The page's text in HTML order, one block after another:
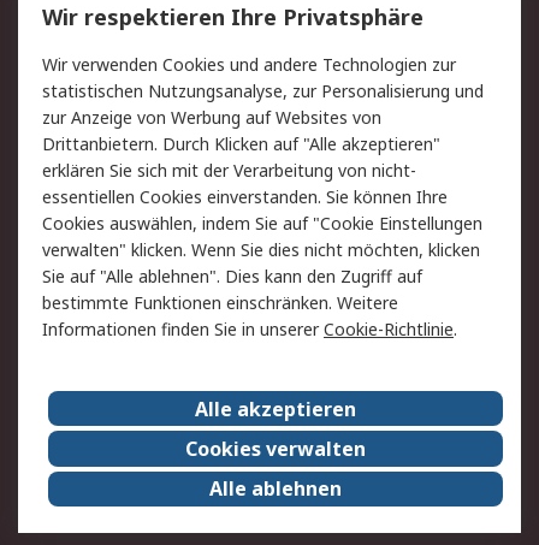
Value Added Services
Lieferlösungen
Rücksendung/Entsorgung Kontakt
Hilfe
Rechtliches
RS Verkaufs- und
Lieferbedingungen
Datenschutz
Cookie-Richtlinie
Zahlungsbedingungen
Impressum
Webseite Konditionen
RS weltweit
Karriere bei RS
Nachhaltigkeit
Qualität/Zertifikate
Presse-Center
Event-Center
Wir respektieren Ihre Privatsphäre
Wir verwenden Cookies und andere Technologien zur
statistischen Nutzungsanalyse, zur Personalisierung und
zur Anzeige von Werbung auf Websites von
Drittanbietern. Durch Klicken auf "Alle akzeptieren"
erklären Sie sich mit der Verarbeitung von nicht-
essentiellen Cookies einverstanden. Sie können Ihre
Cookies auswählen, indem Sie auf "Cookie Einstellungen
verwalten" klicken. Wenn Sie dies nicht möchten, klicken
Sie auf "Alle ablehnen". Dies kann den Zugriff auf
bestimmte Funktionen einschränken. Weitere
Informationen finden Sie in unsererCookie-Richtlinie.
Alle akzeptieren
Cookies verwalten
Alle ablehnen